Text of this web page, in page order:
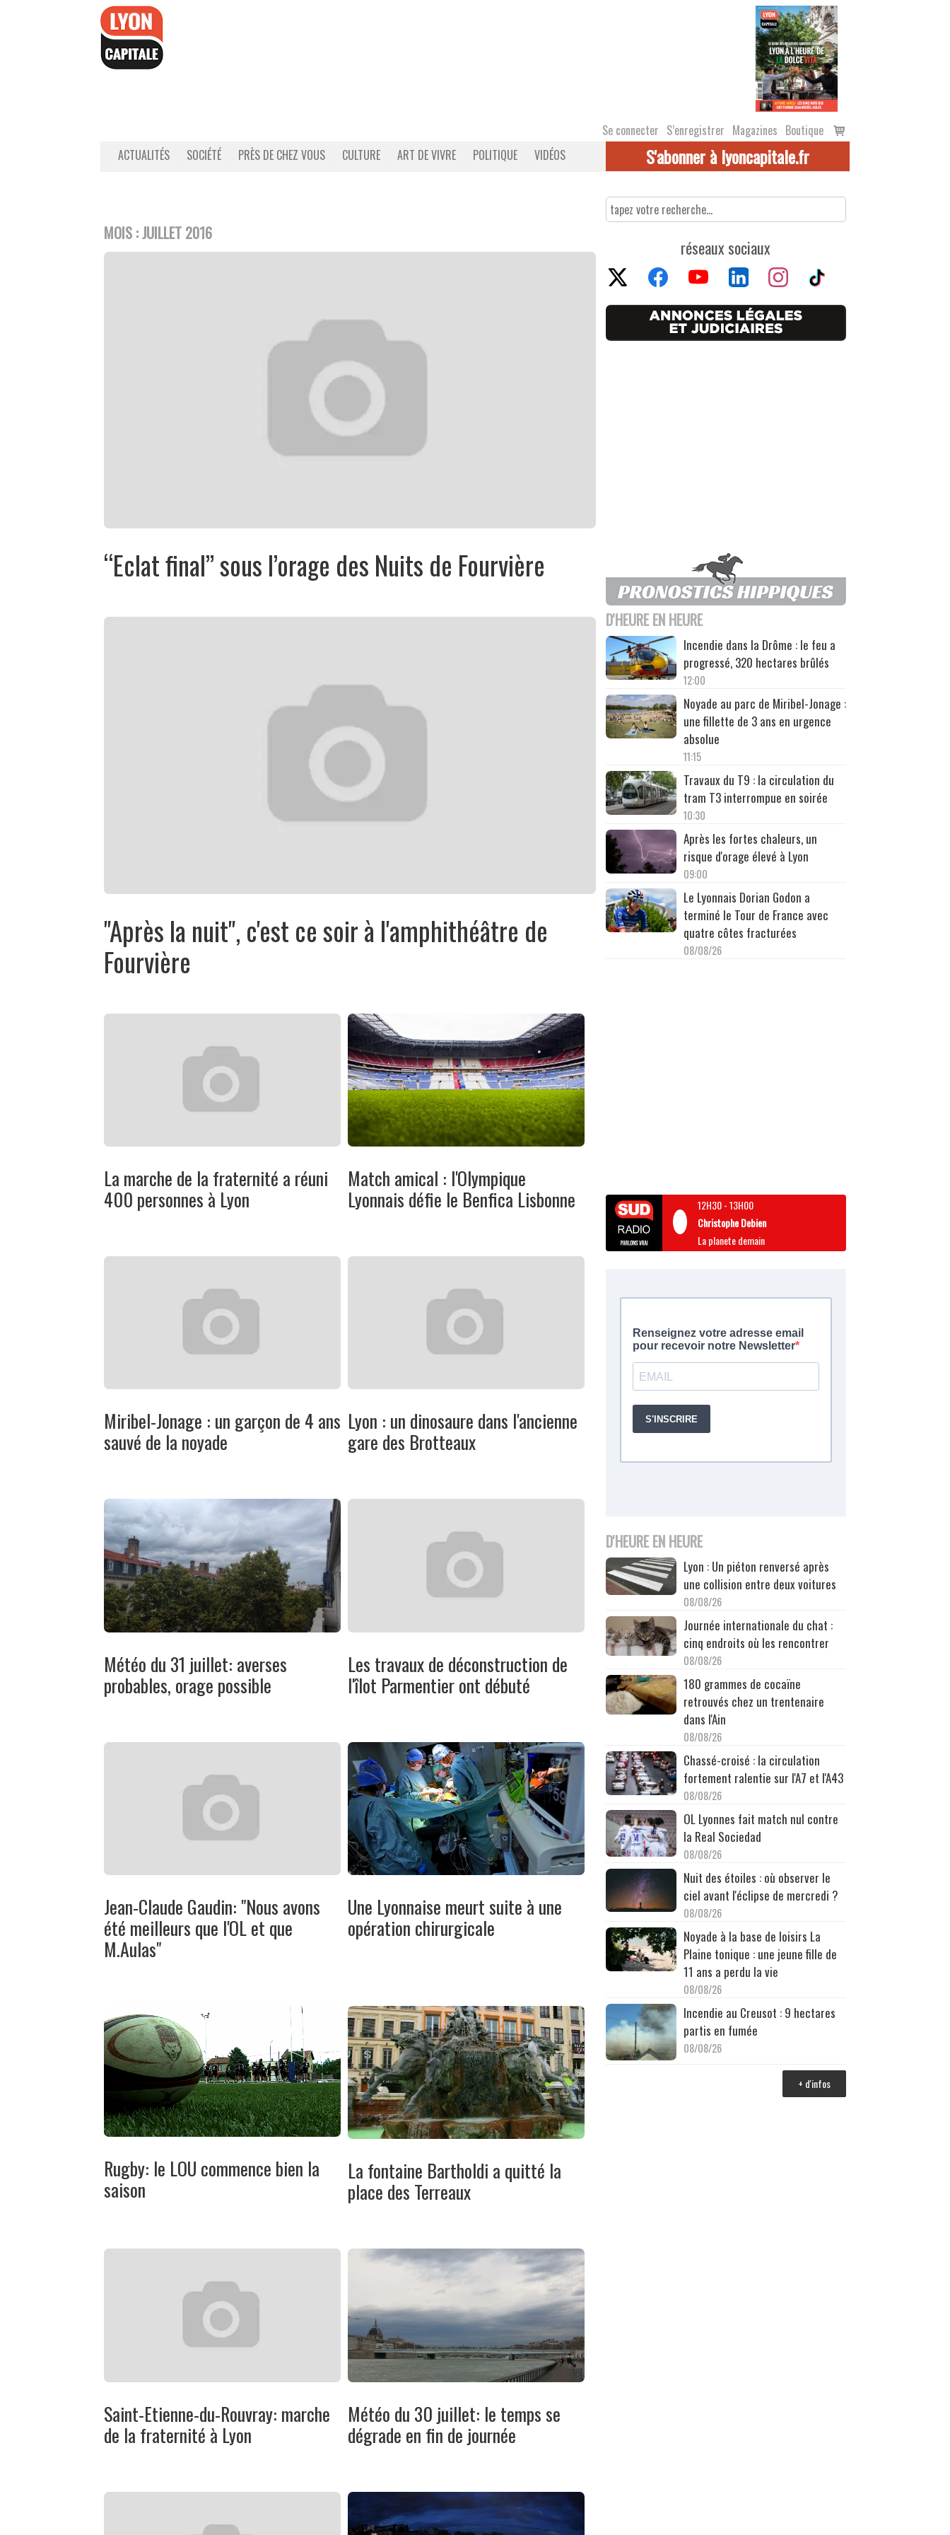
Se connecter S’enregistrer Magazines Boutique
Voir
le
ACTUALITÉS SOCIÉTÉ PRÈS DE CHEZ VOUS CULTURE ART DE VIVRE POLITIQUE VIDÉOS S'abonner à lyoncapitale.fr
MOIS :JUILLET 2016
“Eclat final” sous l’orage des Nuits de Fourvière
"Après la nuit", c'est ce soir à l'amphithéâtre de
Fourvière
La marche de la fraternité a réuni
400 personnes à Lyon
Match amical : l'Olympique
Lyonnais défie le Benfica Lisbonne
Miribel-Jonage : un garçon de 4 ans
sauvé de la noyade
Lyon : un dinosaure dans l'ancienne
gare des Brotteaux
Météo du 31 juillet: averses
probables, orage possible
Les travaux de déconstruction de
l'îlot Parmentier ont débuté
Jean-Claude Gaudin: "Nous avons
été meilleurs que l'OL et que
M.Aulas"
Une Lyonnaise meurt suite à une
opération chirurgicale
Rugby: le LOU commence bien la
saison
La fontaine Bartholdi a quitté la
place des Terreaux
Saint-Etienne-du-Rouvray: marche
de la fraternité à Lyon
Météo du 30 juillet: le temps se
dégrade en fin de journée
réseaux sociaux
D'HEURE EN HEURE
Incendie dans la Drôme : le feu a
progressé, 320 hectares brûlés
12:00
Noyade au parc de Miribel-Jonage :
une fillette de 3 ans en urgence
absolue
11:15
Travaux du T9 : la circulation du
tram T3 interrompue en soirée
10:30
Après les fortes chaleurs, un
risque d'orage élevé à Lyon
09:00
Le Lyonnais Dorian Godon a
terminé le Tour de France avec
quatre côtes fracturées
08/08/26
12H30-13H00
Christophe Debien
La planete demain
D'HEURE EN HEURE
Lyon : Un piéton renversé après
une collision entre deux voitures
08/08/26
Journée internationale du chat :
cinq endroits où les rencontrer
08/08/26
180 grammes de cocaïne
retrouvés chez un trentenaire
dans l'Ain
08/08/26
Chassé-croisé : la circulation
fortement ralentie sur l'A7 et l'A43
08/08/26
OL Lyonnes fait match nul contre
la Real Sociedad
08/08/26
Nuit des étoiles : où observer le
ciel avant l'éclipse de mercredi ?
08/08/26
Noyade à la base de loisirs La
Plaine tonique : une jeune fille de
11 ans a perdu la vie
08/08/26
Incendie au Creusot : 9 hectares
partis en fumée
08/08/26
+ d'infos